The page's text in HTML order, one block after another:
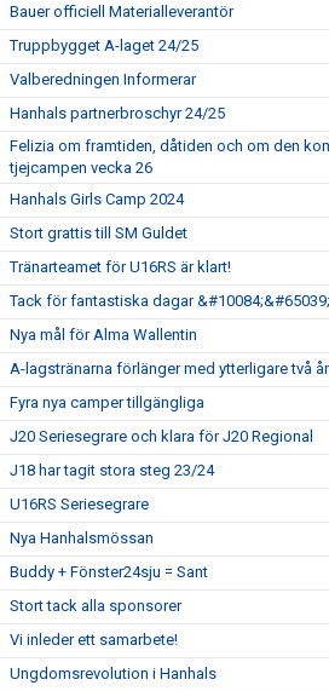
Bauer officiell Materialleverantör
Truppbygget A-laget 24/25
Valberedningen Informerar
Hanhals partnerbroschyr 24/25
Felizia om framtiden, dåtiden och om den
tjejcampen vecka 26
Hanhals Girls Camp 2024
Stort grattis till SM Guldet
Tränarteamet för U16RS är klart!
Tack för fantastiska dagar
Nya mål för Alma Wallentin
A-lagstränarna förlänger med ytterligare två år
Fyra nya camper tillgängliga
J20 Seriesegrare och klara för J20 Regional
J18 har tagit stora steg 23/24
U16RS Seriesegrare
Nya Hanhalsmössan
Buddy + Fönster24sju = Sant
Stort tack alla sponsorer
Vi inleder ett samarbete!
Ungdomsrevolution i Hanhals